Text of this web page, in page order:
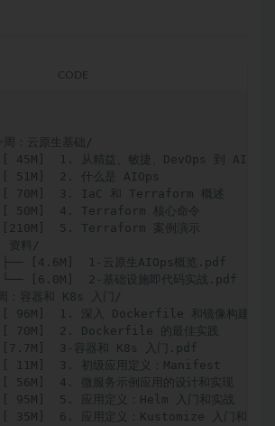
：云原生基础/
45M]  1. 从精益、敏捷、DevOps 到 AIOps
51M]  2. 什么是 AIOps
70M]  3. IaC 和 Terraform 概述
50M]  4. Terraform 核心命令
5. Terraform 案例演示
资料/
[4.6M]  1-云原生AIOps概览.pdf
[6.0M]  2-基础设施即代码实战.pdf
：容器和 K8s 入门/
96M]  1. 深入 Dockerfile 和镜像构建
70M]  2. Dockerfile 的最佳实践
3-容器和 K8s 入门.pdf
11M]  3. 初级应用定义：Manifest
56M]  4. 微服务示例应用的设计和实现
95M]  5. 应用定义：Helm 入门和实战
35M]  6. 应用定义：Kustomize 入门和实战